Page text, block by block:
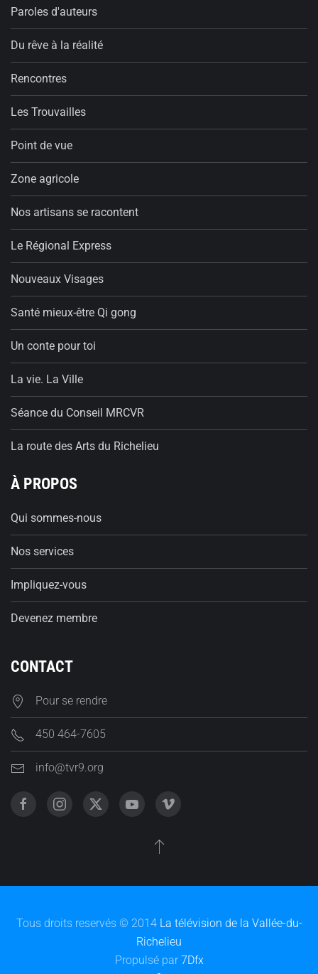
Paroles d'auteurs
Du rêve à la réalité
Rencontres
Les Trouvailles
Point de vue
Zone agricole
Nos artisans se racontent
Le Régional Express
Nouveaux Visages
Santé mieux-être Qi gong
Un conte pour toi
La vie. La Ville
Séance du Conseil MRCVR
La route des Arts du Richelieu
À PROPOS
Qui sommes-nous
Nos services
Impliquez-vous
Devenez membre
CONTACT
Pour se rendre
450 464-7605
info@tvr9.org
Tous droits reservés © 2014 La télévision de la Vallée-du-
Richelieu
Propulsé par 7Dfx